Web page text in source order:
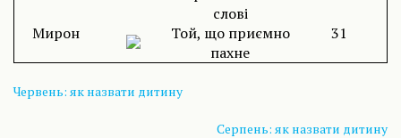
слові
Мирон
Той, що приємно
пахне
31
Червень: як назвати дитину
Серпень: як назвати дитину